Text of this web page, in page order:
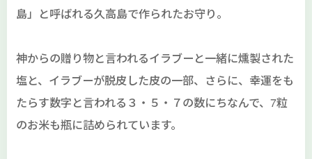
島」と呼ばれる久高島で作られたお守り。
神からの贈り物と言われるイラブーと一緒に燻製された
塩と、イラブーが脱皮した皮の一部、さらに、幸運をも
たらす数字と言われる３・５・７の数にちなんで、7粒
のお米も瓶に詰められています。